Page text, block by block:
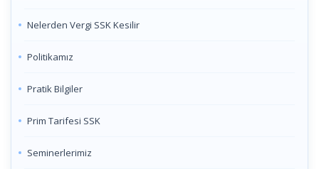
Nelerden Vergi SSK Kesilir
Politikamız
Pratik Bilgiler
Prim Tarifesi SSK
Seminerlerimiz